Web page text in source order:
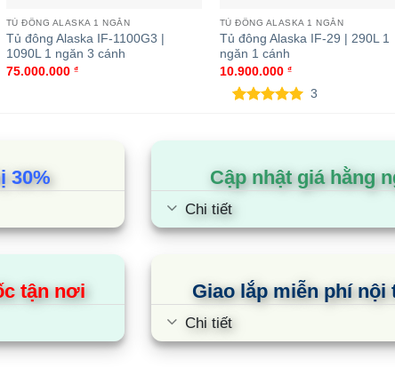
tâm tuyệt đối
Tủ đông Alaska BD-400CI là sự lựa chọn hợp lý và kinh
TỦ ĐÔNG ALASKA 1 NGĂN
Tủ đông Alaska IF-1100G3 |
1090L 1 ngăn 3 cánh
75.000.000 ₫
TỦ ĐÔNG ALASKA 1 NGĂN
Tủ đông Alaska IF-29 | 290L 1
ngăn 1 cánh
10.900.000 ₫
đánh giá
3
30% Cập nhật giá hằng
Chi tiết
tận nơi Giao lắp miễn phí nội
Chi tiết